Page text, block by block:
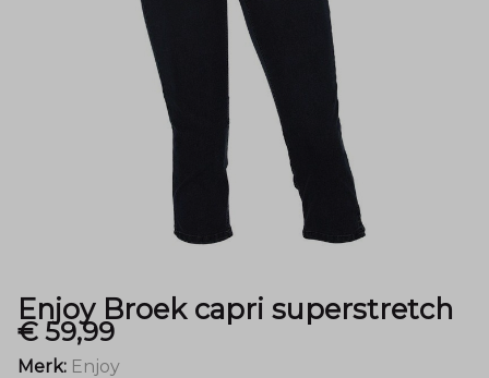
Menger
Enjoy Broek capri superstretch
€ 59,99
Merk: Enjoy